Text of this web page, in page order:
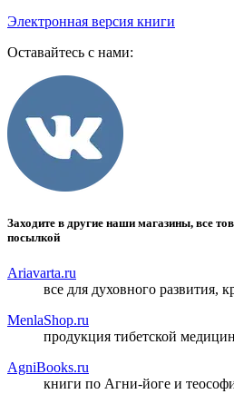
Электронная версия книги
Оставайтесь с нами:
Заходите в другие наши магазины, все
посылкой
Ariavarta.ru
все для духовного развития,
MenlaShop.ru
продукция тибетской
AgniBooks.ru
книги по Агни-йоге и